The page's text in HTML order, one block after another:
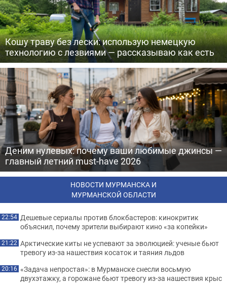
Кошу траву без лески: использую немецкую
технологию с лезвиями — рассказываю как есть
Деним нулевых: почему ваши любимые джинсы —
главный летний must-have 2026
НОВОСТИ МУРМАНСКА И
МУРМАНСКОЙ ОБЛАСТИ
22:54 Дешевые сериалы против блокбастеров: кинокритик
объяснил, почему зрители выбирают кино «за копейки»
21:22 Арктические киты не успевают за эволюцией: ученые бьют
тревогу из-за нашествия косаток и таяния льдов
20:16 «Задача непростая»: в Мурманске снесли восьмую
двухэтажку, а горожане бьют тревогу из-за нашествия крыс